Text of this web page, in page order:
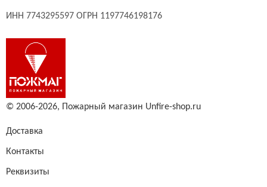
ИНН 7743295597 ОГРН 1197746198176
© 2006-2026, Пожарный магазин Unfire-shop.ru
Доставка
Контакты
Реквизиты